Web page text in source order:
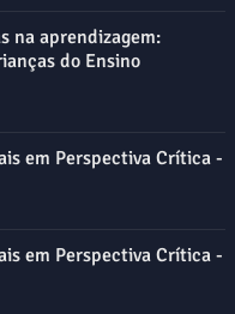
na aprendizagem:
do Ensino
em Perspectiva Crítica -
em Perspectiva Crítica -